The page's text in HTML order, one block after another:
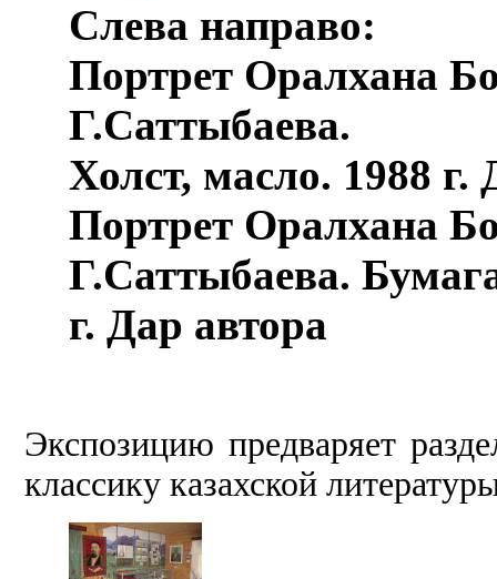
Слева направо:
Портрет Оралхана
Г.Саттыбаева.
Холст, масло. 1988 г.
Портрет Оралхана
Г.Саттыбаева.
г. Дар автора
Экспозицию предваряет
классику казахской